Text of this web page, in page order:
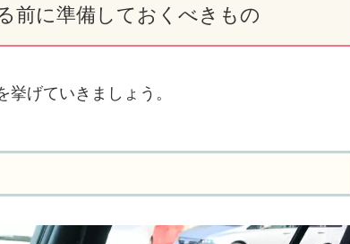
前に準備しておくべきもの
げていきましょう。